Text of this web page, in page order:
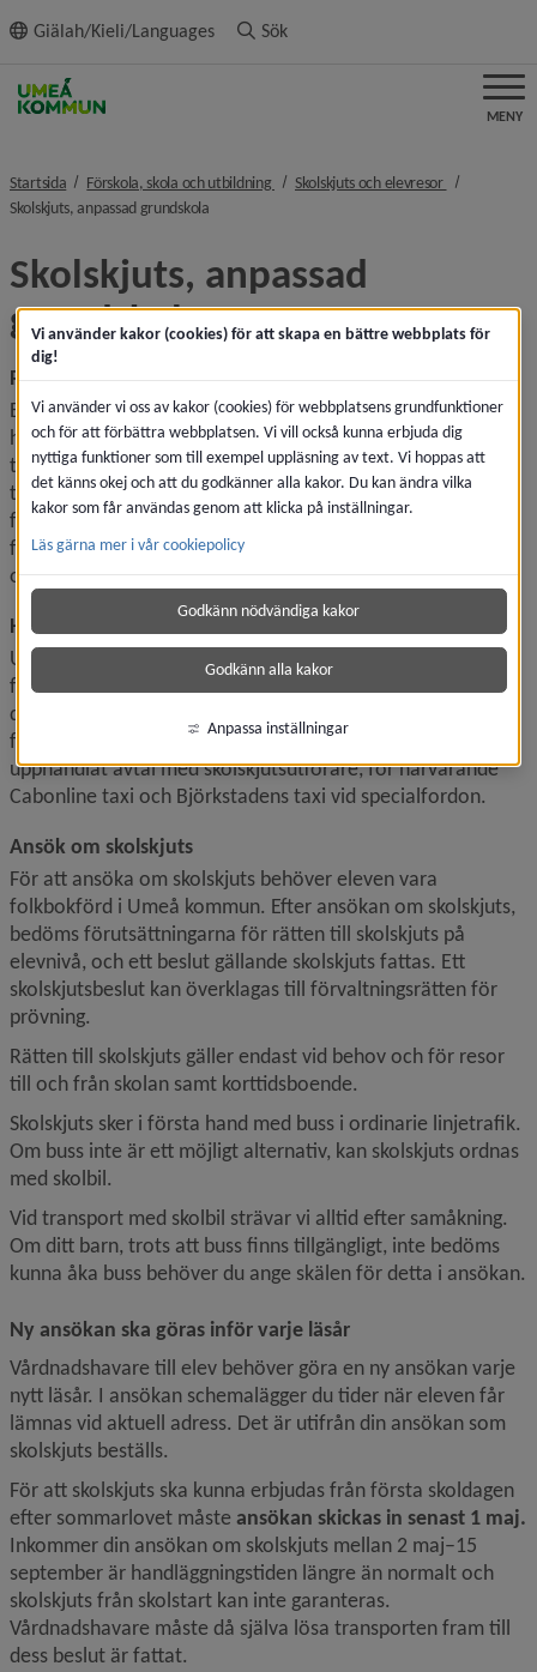
innehållet
Giälah/Kieli/Languages Sök
MENY
Startsida Förskola, skola och utbildning nivå i brödsmulenavigeringen
Skolskjuts och elevresor nivå i
Skolskjuts, anpassad grundskolanivå i brödsmulenavigeringen
Skolskjuts, anpassad
grundskola
Rätten till skolskjuts bedöms enligt skollagen
En elev i anpassad grundskola med kommunal huvudman
har rätt till kostnadsfri skolskjuts från en plats i anslutning
till elevens hem till den plats där utbildningen bedrivs och
tillbaka, om sådan skjuts behövs med hänsyn till,
färdvägens längd, trafikförhållanden, elevens
funktionsnedsättning eller någon annan särskild
omständighet.
Hemkommunen ansvarar för att skolskjuts anordnas
Umeå kommuns för- och grundskoleförvaltning har ansvar
för att se till så att skolskjuts anordnas. För att kunna göra
det finns avtal med Umeå kommunföretag som har ansvar
för kollektivtrafiken, avseende trafikplanering och
upphandlat avtal med skolskjutsutförare, för närvarande
Cabonline taxi och Björkstadens taxi vid specialfordon.
Ansök om skolskjuts
För att ansöka om skolskjuts behöver eleven vara
folkbokförd i Umeå kommun. Efter ansökan om skolskjuts,
bedöms förutsättningarna för rätten till skolskjuts på
elevnivå, och ett beslut gällande skolskjuts fattas. Ett
skolskjutsbeslut kan överklagas till förvaltningsrätten för
prövning.
Rätten till skolskjuts gäller endast vid behov och för resor
till och från skolan samt korttidsboende.
Skolskjuts sker i första hand med buss i ordinarie linjetrafik.
Om buss inte är ett möjligt alternativ, kan skolskjuts ordnas
med skolbil.
Vid transport med skolbil strävar vi alltid efter samåkning.
Om ditt barn, trots att buss finns tillgängligt, inte bedöms
kunna åka buss behöver du ange skälen för detta i ansökan.
Ny ansökan ska göras inför varje läsår
Vårdnadshavare till elev behöver göra en ny ansökan varje
nytt läsår. I ansökan schemalägger du tider när eleven får
lämnas vid aktuell adress. Det är utifrån din ansökan som
skolskjuts beställs.
För att skolskjuts ska kunna erbjudas från första skoldagen
efter sommarlovet måste ansökan skickas in senast 1 maj
Inkommer din ansökan om skolskjuts mellan 2 maj–15
september är handläggningstiden längre än normalt och
skolskjuts från skolstart kan inte garanteras.
Vårdnadshavare måste då själva lösa transporten fram till
dess beslut är fattat.
Vi använder kakor (cookies) för att skapa en bättre webbplats för
dig!
Vi använder vi oss av kakor (cookies) för webbplatsens grundfunktioner
och för att förbättra webbplatsen. Vi vill också kunna erbjuda dig
nyttiga funktioner som till exempel uppläsning av text. Vi hoppas att
det känns okej och att du godkänner alla kakor. Du kan ändra vilka
kakor som får användas genom att klicka på inställningar.
Läs gärna mer i vår cookiepolicy
Godkänn nödvändiga kakor
Godkänn alla kakor
Anpassa inställningar